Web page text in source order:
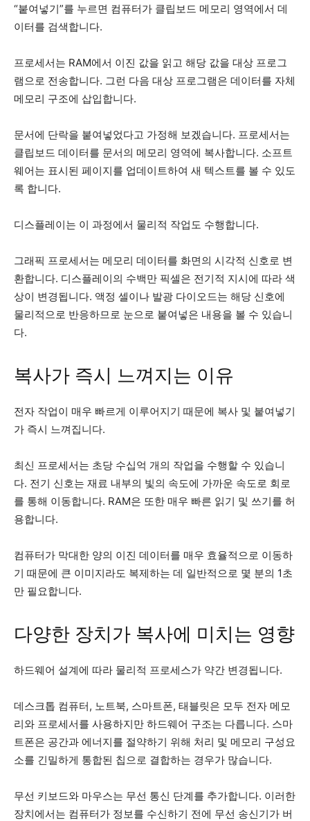
“붙여넣기”를 누르면 컴퓨터가 클립보드 메모리 영역에서 데
이터를 검색합니다.
프로세서는 RAM에서 이진 값을 읽고 해당 값을 대상 프로그
램으로 전송합니다. 그런 다음 대상 프로그램은 데이터를 자체
메모리 구조에 삽입합니다.
문서에 단락을 붙여넣었다고 가정해 보겠습니다. 프로세서는
클립보드 데이터를 문서의 메모리 영역에 복사합니다. 소프트
웨어는 표시된 페이지를 업데이트하여 새 텍스트를 볼 수 있도
록 합니다.
디스플레이는 이 과정에서 물리적 작업도 수행합니다.
그래픽 프로세서는 메모리 데이터를 화면의 시각적 신호로 변
환합니다. 디스플레이의 수백만 픽셀은 전기적 지시에 따라 색
상이 변경됩니다. 액정 셀이나 발광 다이오드는 해당 신호에
물리적으로 반응하므로 눈으로 붙여넣은 내용을 볼 수 있습니
다.
복사가 즉시 느껴지는 이유
전자 작업이 매우 빠르게 이루어지기 때문에 복사 및 붙여넣기
가 즉시 느껴집니다.
최신 프로세서는 초당 수십억 개의 작업을 수행할 수 있습니
다. 전기 신호는 재료 내부의 빛의 속도에 가까운 속도로 회로
를 통해 이동합니다. RAM은 또한 매우 빠른 읽기 및 쓰기를 허
용합니다.
컴퓨터가 막대한 양의 이진 데이터를 매우 효율적으로 이동하
기 때문에 큰 이미지라도 복제하는 데 일반적으로 몇 분의 1초
만 필요합니다.
다양한 장치가 복사에 미치는 영향
하드웨어 설계에 따라 물리적 프로세스가 약간 변경됩니다.
데스크톱 컴퓨터, 노트북, 스마트폰, 태블릿은 모두 전자 메모
리와 프로세서를 사용하지만 하드웨어 구조는 다릅니다. 스마
트폰은 공간과 에너지를 절약하기 위해 처리 및 메모리 구성요
소를 긴밀하게 통합된 칩으로 결합하는 경우가 많습니다.
무선 키보드와 마우스는 무선 통신 단계를 추가합니다. 이러한
장치에서는 컴퓨터가 정보를 수신하기 전에 무선 송신기가 버